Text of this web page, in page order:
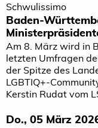
Schwulissimo
Baden-
Am 8. März wird in
letzten Umfragen
der Spitze des
LGBTIQ+-
Kerstin Rudat vom
Do., 05 März